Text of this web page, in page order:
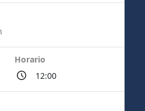
Horario